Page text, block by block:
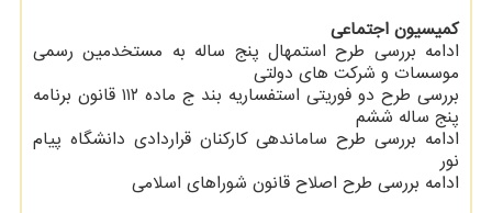
كمیسیون اجتماعی
ادامه بررسی طرح استمهال پنج ساله به مستخدمین رسمی
موسسات و شركت های دولتی
بررسی طرح دو فوریتی استفساریه بند ج ماده ۱۱۲ قانون برنامه
پنج ساله ششم
ادامه بررسی طرح ساماندهی كاركنان قراردادی دانشگاه پیام
نور
ادامه بررسی طرح اصلاح قانون شوراهای اسلامی